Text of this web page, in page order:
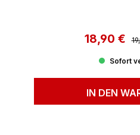
18,90 €
Sofort
IN DEN